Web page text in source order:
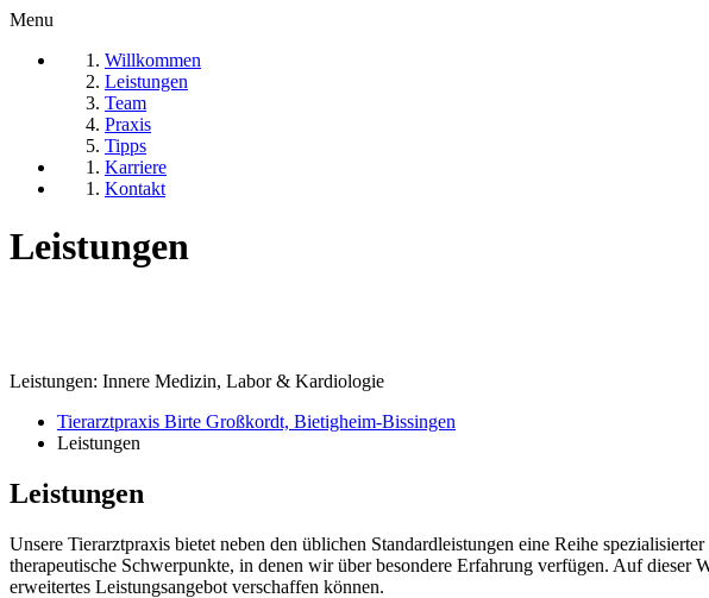
Menu
Willkommen
Leistungen
Team
Praxis
Tipps
Karriere
Kontakt
Leistungen
Leistungen: Innere Medizin, Labor & Kardiologie
Tierarztpraxis Birte Großkordt, Bietigheim-Bissingen
Leistungen
Leistungen
Unsere Tierarztpraxis bietet neben den üblichen Standardleistungen eine Reihe
therapeutische Schwerpunkte, in denen wir über besondere Erfahrung verfügen. Auf
erweitertes Leistungsangebot verschaffen können.